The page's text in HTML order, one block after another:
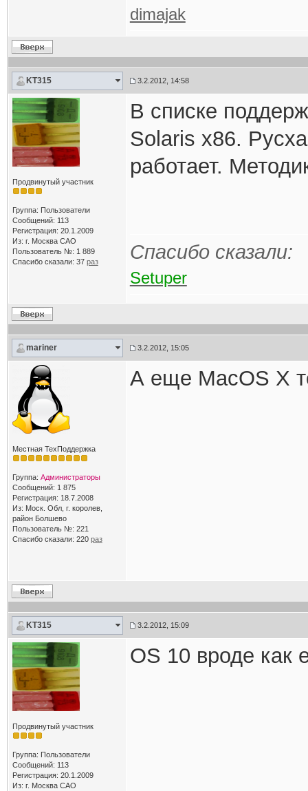
dimajak
KT315 3.2.2012, 14:58
Продвинутый участник
Группа: Пользователи
Сообщений: 113
Регистрация: 20.1.2009
Из: г. Москва САО
Пользователь №: 1 889
Спасибо сказали: 37 раз
В списке
Solaris x86.
работает.
Спасибо сказали:
Setuper
mariner 3.2.2012, 15:05
Местная ТехПоддержка
Группа: Администраторы
Сообщений: 1 875
Регистрация: 18.7.2008
Из: Моск. Обл, г. королев,
район Болшево
Пользователь №: 221
Спасибо сказали: 220 раз
А еще MacOS X
KT315 3.2.2012, 15:09
Продвинутый участник
Группа: Пользователи
Сообщений: 113
Регистрация: 20.1.2009
Из: г. Москва САО
OS 10 вроде как